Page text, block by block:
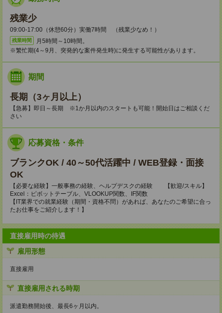
残業少
09:00-17:00（休憩60分）実働7時間 （残業少なめ！）
残業時間
月5時間～10時間。
※繁忙期(4～9月、突発的な案件発生時)に発生する可能性があります。
期間
長期（3ヶ月以上）
【急募】即日～長期 ※1か月以内のスタートも可能！開始日はご相談くだ
さい
応募資格・条件
ブランクOK / 40～50代活躍中 / WEB登録・面接
OK
【必要な経験】一般事務の経験、ヘルプデスクの経験 【歓迎/スキル】
Excel：ピボットテーブル、VLOOKUP関数、IF関数
【IT業界での就業経験（期間・資格不問）があれば、あなたのご希望に合っ
たお仕事をご紹介します！】
直接雇用時の待遇
雇用形態
直接雇用
直接雇用される時期
派遣勤務開始後、最長6ヶ月以内。